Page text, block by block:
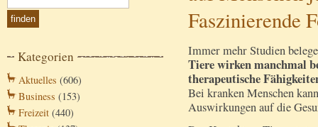
Kategorien
Aktuelles (606)
Business (153)
Freizeit (440)
Faszinierende
Immer mehr Studien
Tiere wirken manchmal
therapeutische
Bei kranken Menschen
Auswirkungen auf die